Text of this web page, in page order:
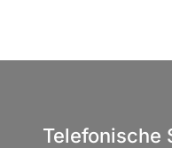
Telefonische